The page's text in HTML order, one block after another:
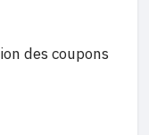
des coupons